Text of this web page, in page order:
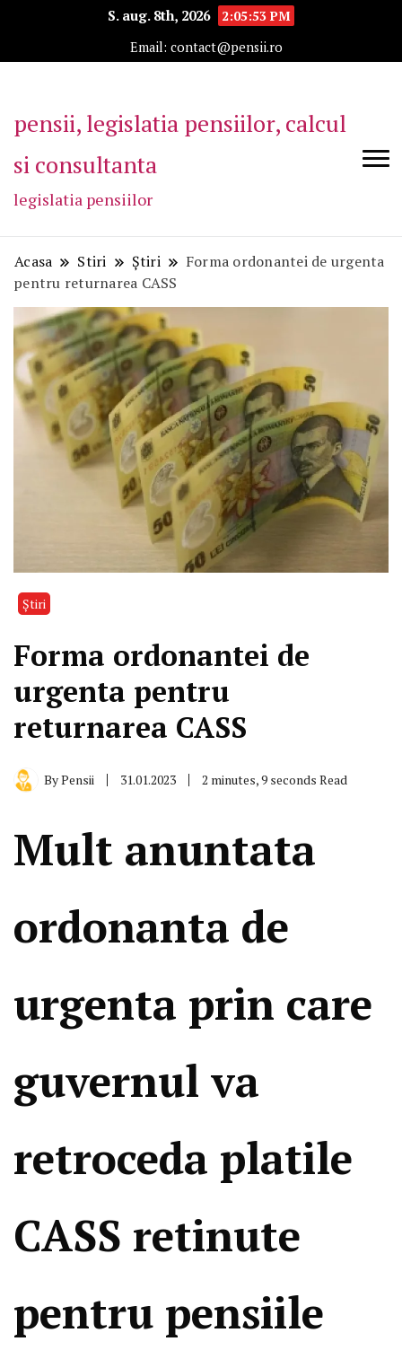
S. aug. 8th, 2026
2:05:54 PM
Email: contact@pensii.ro
pensii, legislatia pensiilor, calcul
si consultanta
legislatia pensiilor
Acasa Stiri Știri
Forma ordonantei de urgenta
pentru returnarea CASS
Știri
Forma ordonantei de
urgenta pentru
returnarea CASS
ByPensii 31.01.2023 2 minutes, 9 seconds Read
Mult anuntata
ordonanta de
urgenta prin care
guvernul va
retroceda platile
CASS retinute
pentru pensiile